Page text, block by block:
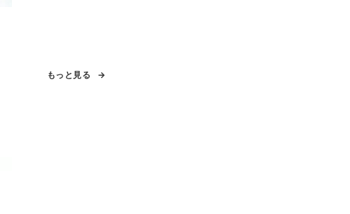
もっと見る